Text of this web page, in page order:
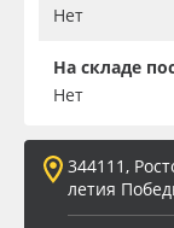
Нет
На складе
Нет
344111,
летия